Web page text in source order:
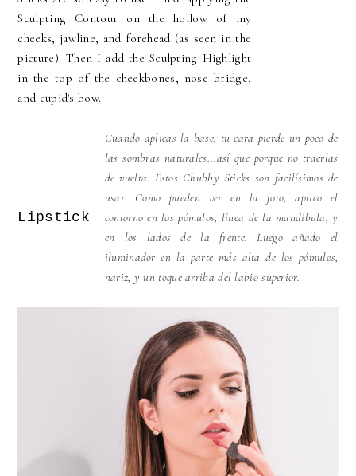
Sculpting Contour on the hollow of my
cheeks, jawline, and forehead (as seen in the
picture). Then I add the Sculpting Highlight
in the top of the cheekbones, nose bridge,
and cupid's bow.
Cuando aplicas la base, tu cara pierde un poco de
las sombras naturales...así que porque no traerlas
de vuelta. Estos Chubby Sticks son facilísimos de
usar. Como pueden ver en la foto, aplico el
contorno en los pómulos, línea de la mandíbula, y
en los lados de la frente. Luego añado el
iluminador en la parte más alta de los pómulos,
nariz, y un toque arriba del labio superior.
Lipstick